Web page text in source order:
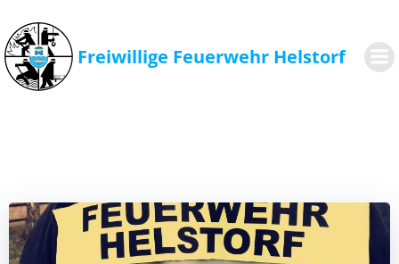
springen
Freiwillige Feuerwehr Helstorf